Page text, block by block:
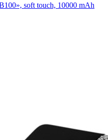
soft touch, 10000 mAh